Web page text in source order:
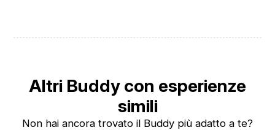
Altri Buddy con esperienze
simili
Non hai ancora trovato il Buddy più adatto a te?